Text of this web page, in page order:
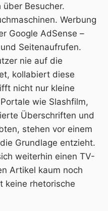
Besucher.
Werbung
Google AdSense –
Seitenaufrufen.
nie auf die
kollabiert diese
nicht nur kleine
wie Slashfilm,
Überschriften und
stehen vor einem
Grundlage entzieht.
weiterhin einen TV-
Artikel kaum noch
keine rhetorische